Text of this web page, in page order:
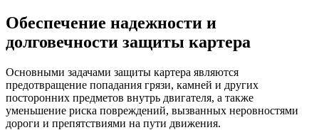
Обеспечение надежности и
долговечности защиты картера
Основными задачами защиты картера являются
предотвращение попадания грязи, камней и других
посторонних предметов внутрь двигателя, а также
уменьшение риска повреждений, вызванных неровностями
дороги и препятствиями на пути движения.